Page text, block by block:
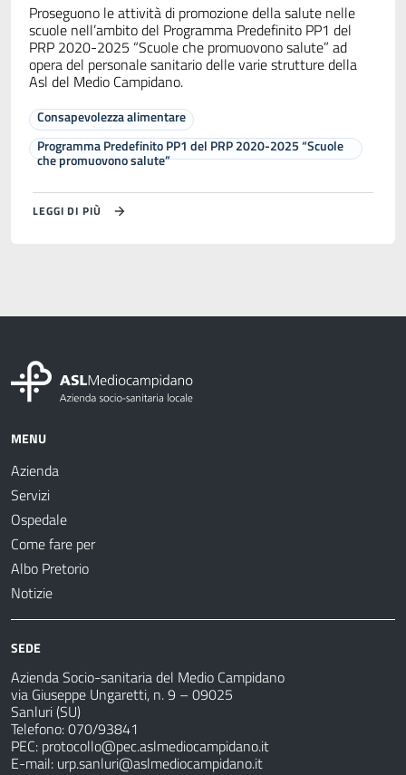
Proseguono le attività di promozione della salute nelle
scuole nell’ambito del Programma Predefinito PP1 del
PRP 2020-2025 “Scuole che promuovono salute” ad
opera del personale sanitario delle varie strutture della
Asl del Medio Campidano.
Consapevolezza alimentare
Programma Predefinito PP1 del PRP 2020-2025 “Scuole
che promuovono salute”
LEGGI DI PIÙ
MENU
Azienda
Servizi
Ospedale
Come fare per
Albo Pretorio
Notizie
SEDE
Azienda Socio-sanitaria del Medio Campidano
via Giuseppe Ungaretti, n. 9 – 09025
Sanluri (SU)
Telefono: 070/93841
PEC: protocollo@pec.aslmediocampidano.it
E-mail: urp.sanluri@aslmediocampidano.it